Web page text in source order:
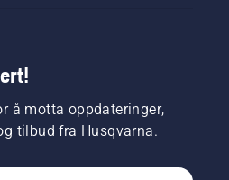
å motta oppdateringer,
tilbud fra Husqvarna.